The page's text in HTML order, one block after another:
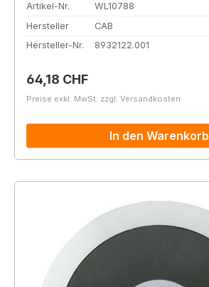
Artikel-Nr.
WL10788
Hersteller
CAB
Hersteller-Nr.
8932122.001
Regulärer Preis:
64,18 CHF
Preise exkl. MwSt. zzgl. Versandkosten
In den Warenkorb